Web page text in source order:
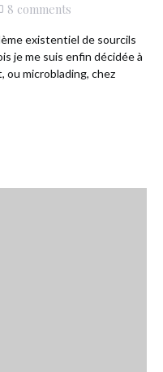
8 comments
existentiel de sourcils
je me suis enfin décidée à
ou microblading, chez